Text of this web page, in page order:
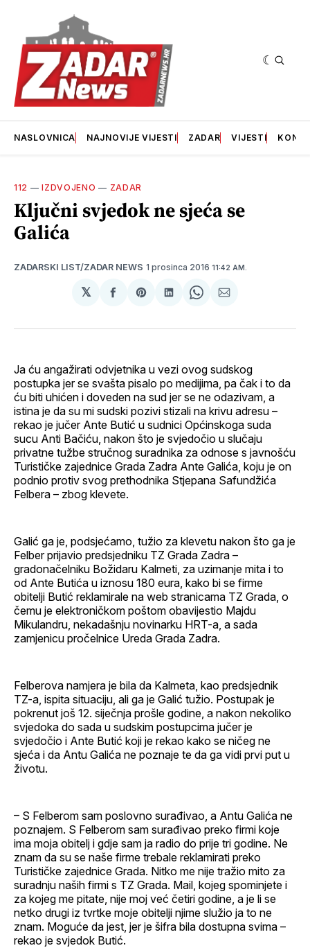
NASLOVNICA NAJNOVIJE VIJESTI ZADAR VIJESTI
112 —IZDVOJENO — ZADAR
Ključni svjedok ne sjeća se
Galića
ZADARSKI LIST/ZADAR NEWS 1 prosinca 2016 11:42 AM.
𝕏
podijeliSharepodijeliSharepodijeli
Ja ću angažirati odvjetnika u vezi ovog sudskog
postupka jer se svašta pisalo po medijima, pa čak i to da
ću biti uhićen i doveden na sud jer se ne odazivam, a
istina je da su mi sudski pozivi stizali na krivu adresu –
rekao je jučer Ante Butić u sudnici Općinskoga suda
sucu Anti Bačiću, nakon što je svjedočio u slučaju
privatne tužbe stručnog suradnika za odnose s javnošću
Turističke zajednice Grada Zadra Ante Galića, koju je on
podnio protiv svog prethodnika Stjepana Safundžića
Felbera – zbog klevete.
Galić ga je, podsjećamo, tužio za klevetu nakon što ga je
Felber prijavio predsjedniku TZ Grada Zadra –
gradonačelniku Božidaru Kalmeti, za uzimanje mita i to
od Ante Butića u iznosu 180 eura, kako bi se firme
obitelji Butić reklamirale na web stranicama TZ Grada, o
čemu je elektroničkom poštom obavijestio Majdu
Mikulandru, nekadašnju novinarku HRT-a, a sada
zamjenicu pročelnice Ureda Grada Zadra.
Felberova namjera je bila da Kalmeta, kao predsjednik
TZ-a, ispita situaciju, ali ga je Galić tužio. Postupak je
pokrenut još 12. siječnja prošle godine, a nakon nekoliko
svjedoka do sada u sudskim postupcima jučer je
svjedočio i Ante Butić koji je rekao kako se ničeg ne
sjeća i da Antu Galića ne poznaje te da ga vidi prvi put u
životu.
– S Felberom sam poslovno surađivao, a Antu Galića ne
poznajem. S Felberom sam surađivao preko firmi koje
ima moja obitelj i gdje sam ja radio do prije tri godine. Ne
znam da su se naše firme trebale reklamirati preko
Turističke zajednice Grada. Nitko me nije tražio mito za
suradnju naših firmi s TZ Grada. Mail, kojeg spominjete i
za kojeg me pitate, nije moj već četiri godine, a je li se
netko drugi iz tvrtke moje obitelji njime služio ja to ne
znam. Moguće da jest, jer je šifra bila dostupna svima –
rekao je svjedok Butić.